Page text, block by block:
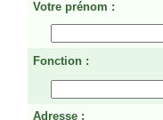
Votre prénom :
Fonction :
Adresse :